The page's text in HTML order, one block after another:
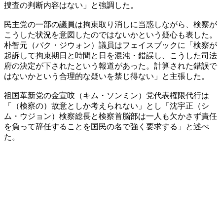
捜査の判断内容はない」と強調した。
民主党の一部の議員は拘束取り消しに当惑しながら、検察が
こうした状況を意図したのではないかという疑心も表した。
朴智元（パク・ジウォン）議員はフェイスブックに「検察が
起訴して拘束期日と時間と日を混沌・錯誤し、こうした司法
府の決定が下されたという報道があった。計算された錯誤で
はないかという合理的な疑いを禁じ得ない」と主張した。
祖国革新党の金宣旼（キム・ソンミン）党代表権限代行は
「（検察の）故意としか考えられない」とし「沈宇正（シ
ム・ウジョン）検察総長と検察首脳部は一人も欠かさず責任
を負って辞任することを国民の名で強く要求する」と述べ
た。